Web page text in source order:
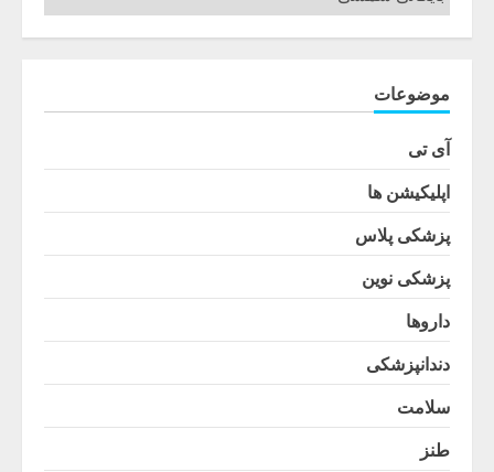
موضوعات
آی تی
اپلیکیشن ها
پزشکی پلاس
پزشکی نوین
داروها
دندانپزشکی
سلامت
طنز